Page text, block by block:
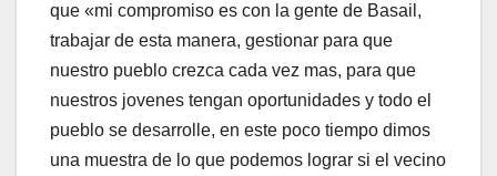
que «mi compromiso es con la gente de Basail,
trabajar de esta manera, gestionar para que
nuestro pueblo crezca cada vez mas, para que
nuestros jovenes tengan oportunidades y todo el
pueblo se desarrolle, en este poco tiempo dimos
una muestra de lo que podemos lograr si el vecino